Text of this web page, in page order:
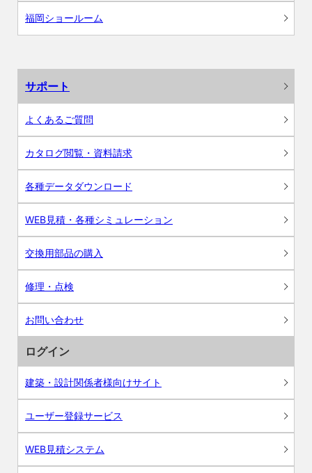
福岡ショールーム
サポート
よくあるご質問
カタログ閲覧・資料請求
各種データダウンロード
WEB見積・各種シミュレーション
交換用部品の購入
修理・点検
お問い合わせ
ログイン
建築・設計関係者様向けサイト
ユーザー登録サービス
WEB見積システム